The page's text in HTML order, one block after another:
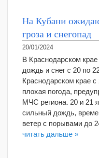
На Кубани
гроза и снегопад
20/01/2024
В Краснодарском
дождь и снег с 20 по
Краснодарском крае
плохая погода,
МЧС региона. 20 и 21
сильный дождь,
ветер с порывами до
читать дальше »